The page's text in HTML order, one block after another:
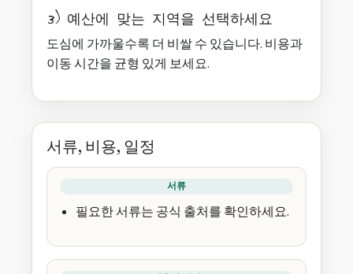
3) 예산에 맞는 지역을 선택하세요
도심에 가까울수록 더 비쌀 수 있습니다. 비용과
이동 시간을 균형 있게 보세요.
서류, 비용, 일정
서류
필요한 서류는 공식 출처를 확인하세요.